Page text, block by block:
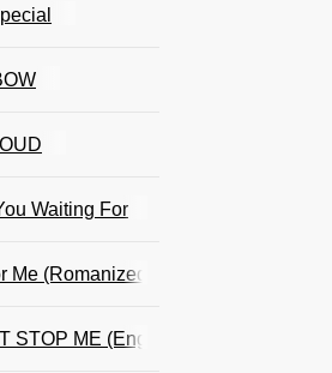
Waiting For
Me (Romanized)
STOP ME (English Translation)